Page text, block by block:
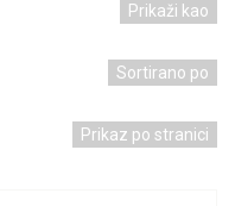
Prikaži kao
Sortirano po
Prikaz po stranici